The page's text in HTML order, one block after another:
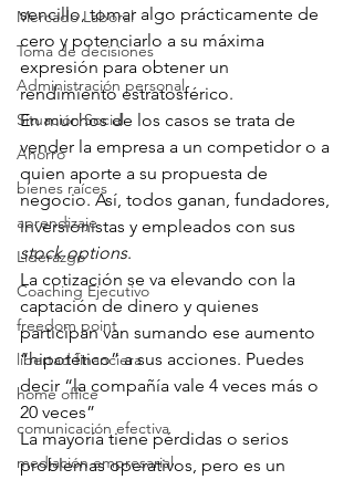
Mercado Laboral
Toma de decisiones
Administración personal
Situación Social
Ahorro
bienes raíces
aprendizaje
Liderazgo
Coaching Ejecutivo
freedom point
libertad financiera
home office
comunicación efectiva
mediación empresarial
sencillo, tomar algo prácticamente de
cero y potenciarlo a su máxima
expresión para obtener un
rendimiento estratosférico.
En muchos de los casos se trata de
vender la empresa a un competidor o a
quien aporte a su propuesta de
negocio. Así, todos ganan, fundadores,
inversionistas y empleados con sus
stock options.
La cotización se va elevando con la
captación de dinero y quienes
participan van sumando ese aumento
“hipotético” a sus acciones. Puedes
decir “la compañía vale 4 veces más o
20 veces”
La mayoría tiene pérdidas o serios
problemas operativos, pero es un